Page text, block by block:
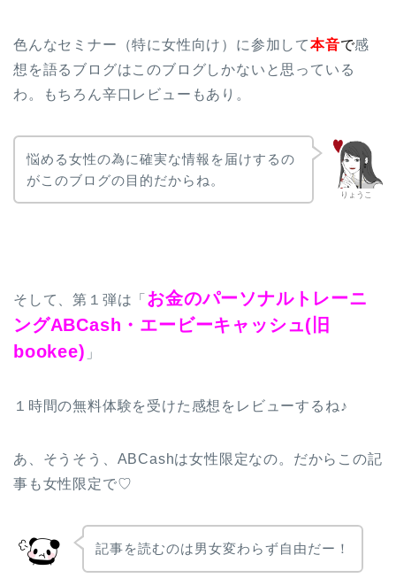
色んなセミナー（特に女性向け）に参加して本音で感
想を語るブログはこのブログしかないと思っている
わ。もちろん辛口レビューもあり。
りょうこ
悩める女性の為に確実な情報を届けするの
がこのブログの目的だからね。
そして、第１弾は「 お金のパーソナルトレーニ
ングABCash・エービーキャッシュ(旧
bookee) 」
１時間の無料体験を受けた感想をレビューするね♪
あ、そうそう、ABCashは女性限定なの。だからこの記
事も女性限定で♡
記事を読むのは男女変わらず自由だー！